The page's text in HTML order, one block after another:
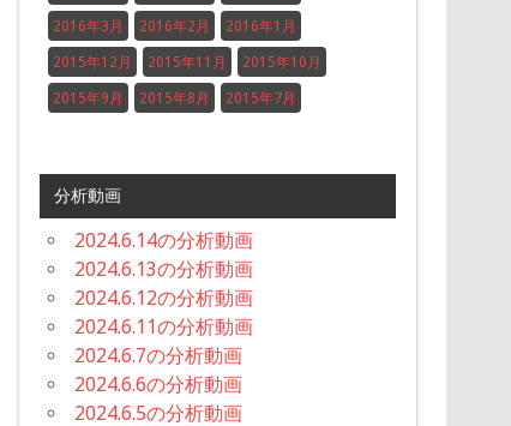
2016年3月 2016年2月 2016年1月
2015年12月 2015年11月 2015年10月
2015年9月 2015年8月 2015年7月
分析動画
2024.6.14の分析動画
2024.6.13の分析動画
2024.6.12の分析動画
2024.6.11の分析動画
2024.6.7の分析動画
2024.6.6の分析動画
2024.6.5の分析動画